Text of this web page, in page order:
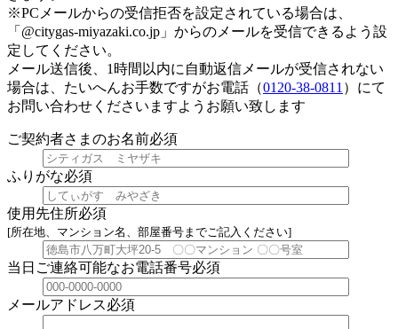
※PCメールからの受信拒否を設定されている場合は、
「 @citygas-miyazaki.co.jp 」からのメールを受信できるよう設
定してください。
メール送信後、1時間以内に自動返信メールが受信されない
場合は、たいへんお手数ですがお電話（0120-38-0811 ）にて
お問い合わせくださいますようお願い致します
ご契約者さまのお名前必須
ふりがな必須
使用先住所必須
[所在地、マンション名、部屋番号までご記入ください]
当日ご連絡可能なお電話番号必須
メールアドレス必須